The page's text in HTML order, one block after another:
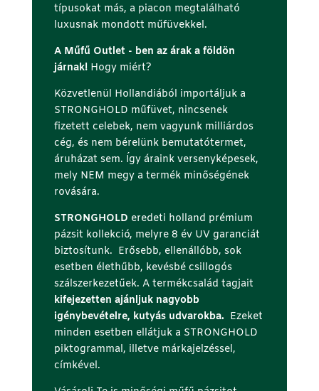
típusokat más, a piacon megtalálható
luxusnak mondott műfüvekkel.
A Műfű Outlet - ben az árak a földön
járnak!Hogy miért?
Közvetlenül Hollandiából importáljuk a
STRONGHOLD műfüvet, nincsenek
fizetett celebek, nem vagyunk milliárdos
cég, és nem bérelünk bemutatótermet,
áruházat sem. Így áraink versenyképesek,
mely NEM megy a termék minőségének
rovására.
STRONGHOLD eredeti holland prémium
pázsit kollekció, melyre 8 év UV garanciát
biztosítunk. Erősebb, ellenállóbb, sok
esetben élethűbb, kevésbé csillogós
szálszerkezetűek. A termékcsalád tagjait
kifejezetten ajánljuk nagyobb
igénybevételre, kutyás udvarokba. Ezeket
minden esetben ellátjuk a STRONGHOLD
piktogrammal, illetve márkajelzéssel,
címkével.